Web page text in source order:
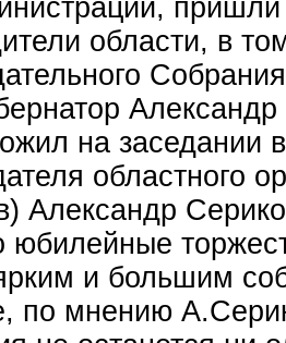
области, в
на заседании
областного
Александр
юбилейные
и большим
по мнению